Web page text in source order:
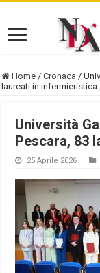
Home / Cronaca /
laureati in infermieristica
Università
Pescara, 83
25 Aprile 2026